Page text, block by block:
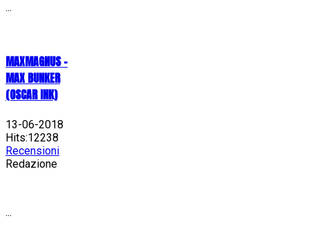
...
MAXMAGNUS –
MAX BUNKER
(OSCAR INK)
13-06-2018
Hits:12238
Recensioni
Redazione
...